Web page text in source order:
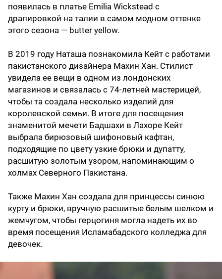
появилась в платье Emilia Wickstead с
драпировкой на талии в самом модном оттенке
этого сезона — butter yellow.
В 2019 году Наташа познакомила Кейт с работами
пакистанского дизайнера Махин Хан. Стилист
увидела ее вещи в одном из лондонских
магазинов и связалась с 74-летней мастерицей,
чтобы та создала несколько изделий для
королевской семьи. В итоге для посещения
знаменитой мечети Бадшахи в Лахоре Кейт
выбрала бирюзовый шифоновый кафтан,
подходящие по цвету узкие брюки и дупатту,
расшитую золотым узором, напоминающим о
холмах Северного Пакистана.
Также Махин Хан создала для принцессы синюю
курту и брюки, вручную расшитые белым шелком и
жемчугом, чтобы герцогиня могла надеть их во
время посещения Исламабадского колледжа для
девочек.